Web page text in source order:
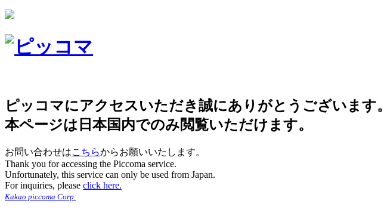
ピッコマにアクセスいただき誠にありがとうございます。
本ページは日本国内でのみ閲覧いただけます。
お問い合わせはこちらからお願いいたします。
Thank you for accessing the Piccoma service.
Unfortunately, this service can only be used from Japan.
For inquiries, please click here.
Kakao piccoma Corp.